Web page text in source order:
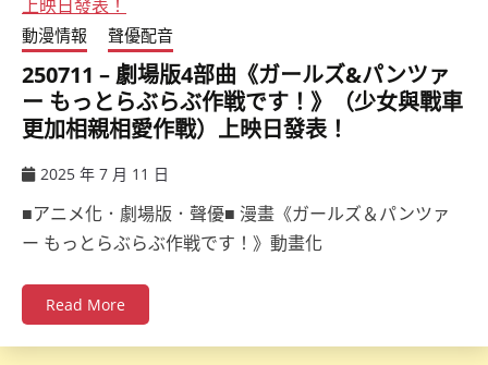
動漫情報 聲優配音
250711 – 劇場版4部曲《ガールズ&パンツァ
ー もっとらぶらぶ作戦です！》（少女與戰車
更加相親相愛作戰）上映日發表！
2025 年 7 月 11 日
■アニメ化．劇場版．聲優■ 漫畫《ガールズ＆パンツァ
ー もっとらぶらぶ作戦です！》動畫化
Read More